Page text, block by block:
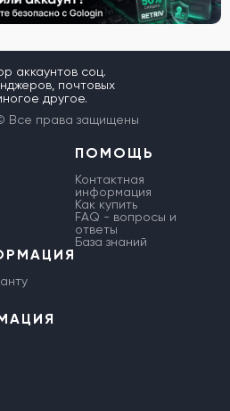
аккаунтов соц.
почтовых
другое.
Все права защищены
ПОМОЩЬ
Контактная
информация
Как купить
FAQ - вопросы и
ответы
База знаний